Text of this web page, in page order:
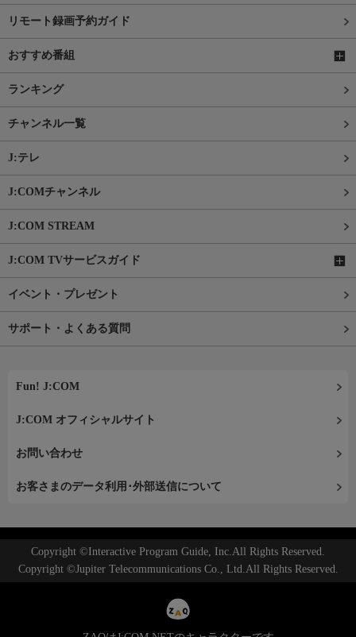
リモート録画予約ガイド
おすすめ番組
ランキング
チャンネル一覧
J:テレ
J:COMチャンネル
J:COM STREAM
J:COM TVサービスガイド
イベント・プレゼント
サポート・よくある質問
Fun! J:COM
J:COM オフィシャルサイト
お問い合わせ
お客さまのデータ利用･外部送信について
Copyright ©Interactive Program Guide, Inc.All Rights Reserved.
Copyright ©Jupiter Telecommunications Co., Ltd.All Rights Reserved.